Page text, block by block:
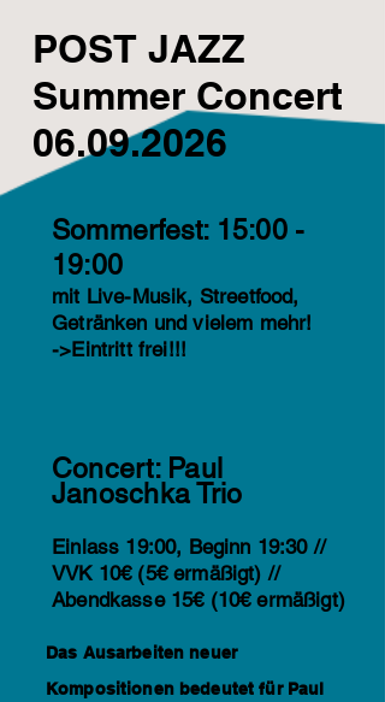
POST JAZZ
Summer Concert
06.09.2026
Sommerfest: 15:00 -
19:00
mit Live-Musik, Streetfood,
Getränken und vielem mehr!
->Eintritt frei!!!
Concert: Paul
Janoschka Trio
Einlass 19:00, Beginn 19:30 //
VVK 10€ (5€ ermäßigt) //
Abendkasse 15€ (10€ ermäßigt)
Das Ausarbeiten neuer
Kompositionen bedeutet für Paul